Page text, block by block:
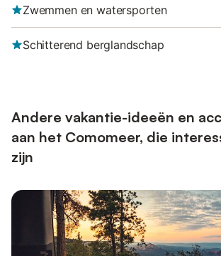
Zwemmen en watersporten
Schitterend berglandschap
Andere vakantie-ideeën en
aan het Comomeer, die
zijn